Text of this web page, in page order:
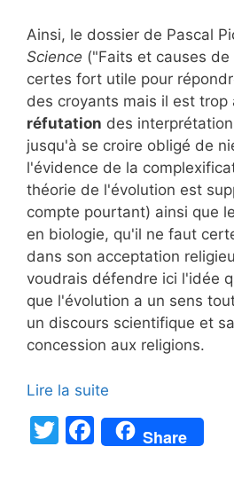
Ainsi, le dossier de Pascal
Science ("Faits et causes
certes fort utile pour
des croyants mais il est trop
réfutation des
jusqu'à se croire obligé de
l'évidence de la
théorie de l'évolution est
compte pourtant) ainsi que
en biologie, qu'il ne faut
dans son acceptation
voudrais défendre ici l'idée
que l'évolution a un sens
un discours scientifique et
concession aux religions.
Lire la suite
T
F
a
Share